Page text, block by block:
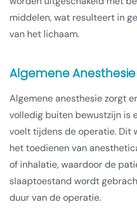
middelen, wat resulteert in
van het lichaam.
Algemene Anesthesie
Algemene anesthesie zorgt
volledig buiten bewustzijn is
voelt tijdens de operatie. Dit
het toedienen van
of inhalatie, waardoor de
slaaptoestand wordt
duur van de operatie.